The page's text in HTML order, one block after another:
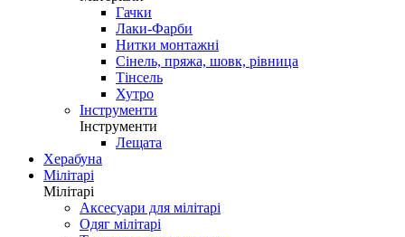
Гачки
Лаки-Фарби
Нитки монтажні
Сінель, пряжа, шовк, рівница
Тінсель
Хутро
Інструменти
Інструменти
Лещата
Херабуна
Мілітарі
Мілітарі
Аксесуари для мілітарі
Одяг мілітарі